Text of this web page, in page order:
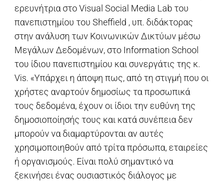
ερευνήτρια στο Visual Social Media Lab του
πανεπιστημίου του Sheffield , υπ. διδάκτορας
στην ανάλυση των Kοινωνικών Δικτύων μέσω
Μεγάλων Δεδομένων, στο Information School
του ίδιου πανεπιστημίου και συνεργάτις της κ.
Vis. «Υπάρχει η άποψη πως, από τη στιγμή που οι
χρήστες αναρτούν δημοσίως τα προσωπικά
τους δεδομένα, έχουν οι ίδιοι την ευθύνη της
δημοσιοποίησής τους και κατά συνέπεια δεν
μπορούν να διαμαρτύρονται αν αυτές
χρησιμοποιηθούν από τρίτα πρόσωπα, εταιρείες
ή οργανισμούς. Είναι πολύ σημαντικό να
ξεκινήσει ένας ουσιαστικός διάλογος με